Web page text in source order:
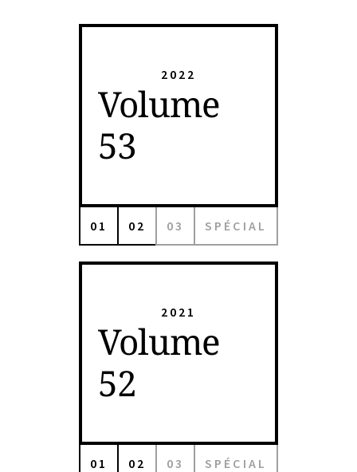
2022
Volume
53
01 02 03 SPÉCIAL
2021
Volume
52
01 02 03 SPÉCIAL